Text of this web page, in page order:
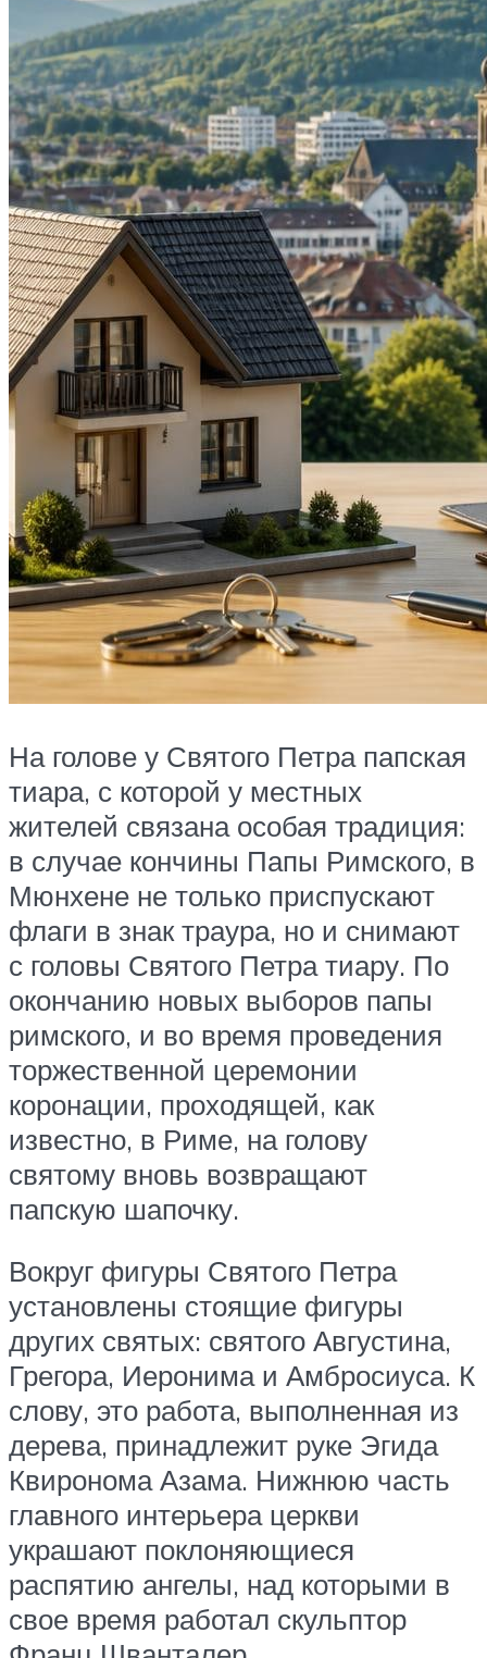
На голове у Святого Петра папская
тиара, с которой у местных
жителей связана особая традиция:
в случае кончины Папы Римского, в
Мюнхене не только приспускают
флаги в знак траура, но и снимают
с головы Святого Петра тиару. По
окончанию новых выборов папы
римского, и во время проведения
торжественной церемонии
коронации, проходящей, как
известно, в Риме, на голову
святому вновь возвращают
папскую шапочку.
Вокруг фигуры Святого Петра
установлены стоящие фигуры
других святых: святого Августина,
Грегора, Иеронима и Амбросиуса. К
слову, это работа, выполненная из
дерева, принадлежит руке Эгида
Квиронома Азама. Нижнюю часть
главного интерьера церкви
украшают поклоняющиеся
распятию ангелы, над которыми в
свое время работал скульптор